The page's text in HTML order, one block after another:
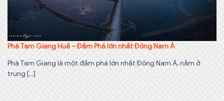
Phá Tam Giang Huế – Đầm Phá lớn nhất Đông Nam Á
Phá Tam Giang là một đầm phá lớn nhất Đông Nam Á, nằm ở
trung [...]